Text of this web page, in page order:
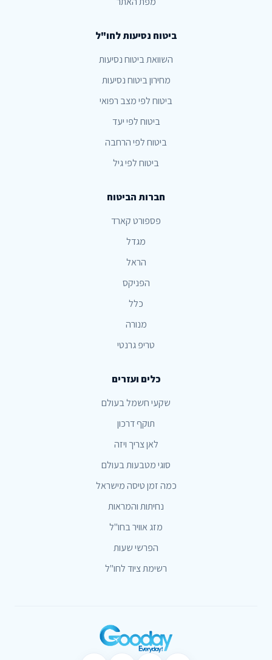
ביטוח נסיעות לחו"ל
השוואת ביטוח נסיעות
מחירון ביטוח נסיעות
ביטוח לפי מצב רפואי
ביטוח לפי יעד
ביטוח לפי הרחבה
ביטוח לפי גיל
חברות הביטוח
פספורט קארד
מגדל
הראל
הפניקס
כלל
מנורה
טריפ גרנטי
כלים ועזרים
שקעי חשמל בעולם
תוקף דרכון
לאן צריך ויזה
סוגי מטבעות בעולם
כמה זמן טיסה מישראל
נחיתות והמראות
מזג אוויר בחו"ל
הפרשי שעות
רשימת ציוד לחו"ל